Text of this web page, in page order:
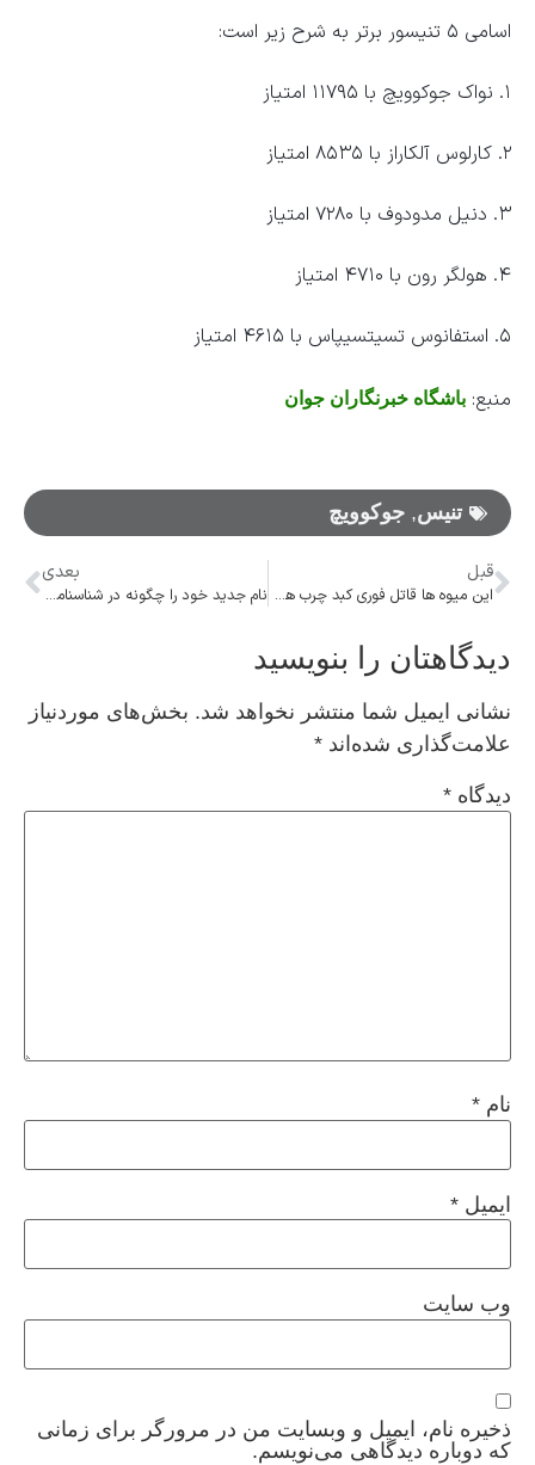
اسامی ۵ تنیسور برتر به شرح زیر است:
۱. نواک جوکوویچ با ۱۱۷۹۵ امتیاز
۲. کارلوس آلکاراز با ۸۵۳۵ امتیاز
۳. دنیل مدودوف با ۷۲۸۰ امتیاز
۴. هولگر رون با ۴۷۱۰ امتیاز
۵. استفانوس تسیتسیپاس با ۴۶۱۵ امتیاز
منبع: باشگاه خبرنگاران جوان
تنیس, جوکوویچ
قبل
این میوه ها قاتل فوری کبد چرب هستند
بعدی
نام جدید خود را چگونه در شناسنامه ثبت کنیم؟
دیدگاهتان را بنویسید
نشانی ایمیل شما منتشر نخواهد شد. بخش‌های موردنیاز
علامت‌گذاری شده‌اند *
دیدگاه *
نام *
ایمیل *
وب‌ سایت
ذخیره نام، ایمیل و وبسایت من در مرورگر برای زمانی
که دوباره دیدگاهی می‌نویسم.